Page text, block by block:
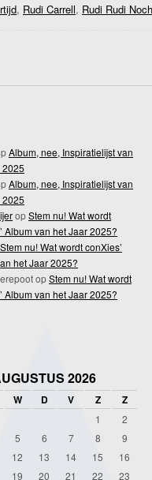
, Rudi Carrell, Rudi Rudi
Album, nee, Inspiratielijst van
2025
Album, nee, Inspiratielijst van
2025
opStem nu! Wat wordt
Album van het Jaar 2025?
Stem nu! Wat wordt conXies’
het Jaar 2025?
opStem nu! Wat wordt
Album van het Jaar 2025?
2026
W D V Z Z
1
2
5 6 7 8
9
12 13 14 15
16
19 20 21 22 23